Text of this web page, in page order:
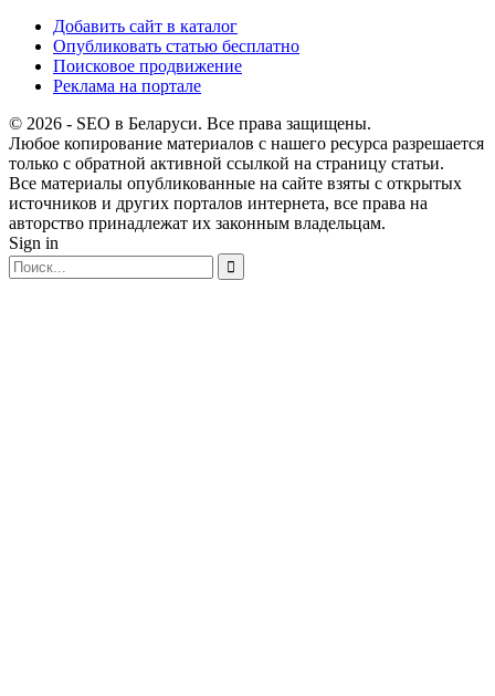
Добавить сайт в каталог
Опубликовать статью бесплатно
Поисковое продвижение
Реклама на портале
© 2026 - SEO в Беларуси. Все права защищены.
Любое копирование материалов с нашего ресурса разрешается
только с обратной активной ссылкой на страницу статьи.
Все материалы опубликованные на сайте взяты с открытых
источников и других порталов интернета, все права на
авторство принадлежат их законным владельцам.
Sign in